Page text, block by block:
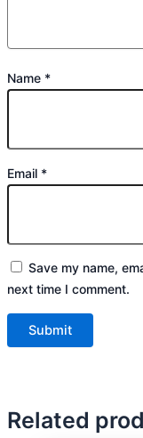
Name *
Email *
Save my name,
next time I comment.
Related